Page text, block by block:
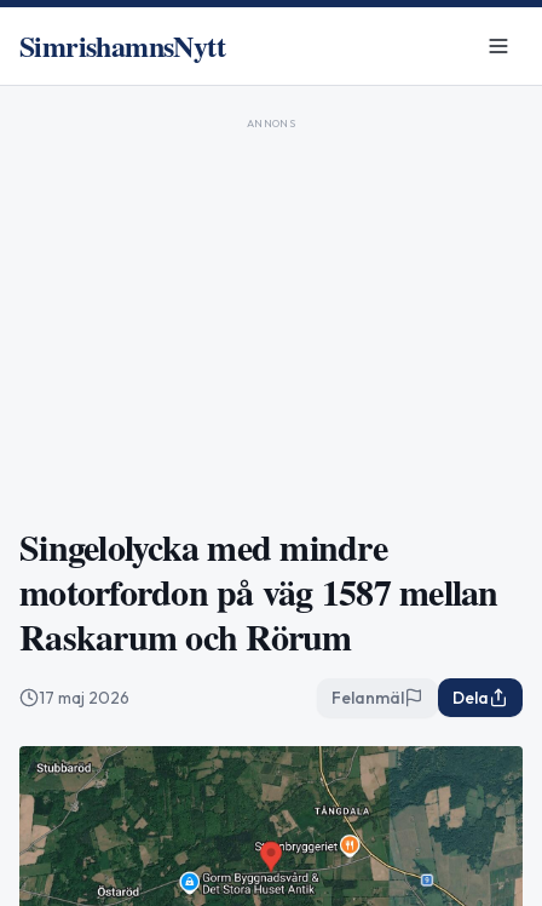
SimrishamnsNytt
ANNONS
Singelolycka med mindre
motorfordon på väg 1587 mellan
Raskarum och Rörum
17 maj 2026 Felanmäl Dela